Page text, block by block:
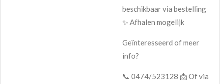
beschikbaar via bestelling
✨ Afhalen mogelijk
Geïnteresseerd of meer
info?
📞 0474/523128 📩 Of via